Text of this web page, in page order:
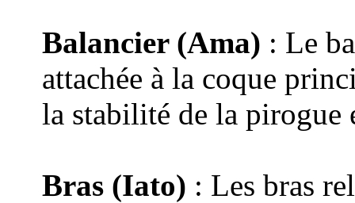
Balancier (Ama) : Le
attachée à la coque
la stabilité de la pirogue
Bras (Iato) : Les bras